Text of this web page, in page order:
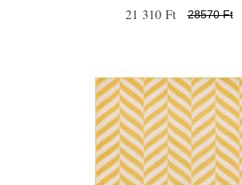
21 310 Ft 28570 Ft